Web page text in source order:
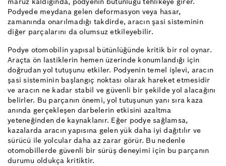
Podyede meydana gelen deformasyon veya hasar,
zamanında onarılmadığı takdirde, aracın şasi sisteminin
diğer parçalarını da olumsuz etkileyebilir.
Podye otomobilin yapısal bütünlüğünde kritik bir rol oynar.
Araçta ön lastiklerin hemen üzerinde konumlandığı için
doğrudan yol tutuşunu etkiler. Podyenin temel işlevi, aracın
şasi sisteminin başlangıç noktası olarak hareket etmesidir
ve aracın ne kadar stabil ve güvenli bir şekilde yol alacağını
belirler. Bu parçanın önemi, yol tutuşunun yanı sıra kaza
anında gerçekleşen darbelerin etkisini azaltma
yeteneğinden de kaynaklanır. Eğer podye sağlamsa,
kazalarda aracın yapısına gelen yük daha iyi dağıtılır ve
sürücü ile yolcular daha az zarar görür. Bu nedenle
otomobillerde güvenli bir sürüş deneyimi için bu parçanın
durumu oldukça kritiktir.